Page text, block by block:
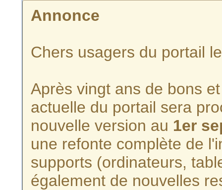
Annonce
Chers usagers du portail
Après vingt ans de bons
actuelle du portail sera
nouvelle version au 1er
une refonte complète de
supports (ordinateurs,
également de nouvelles